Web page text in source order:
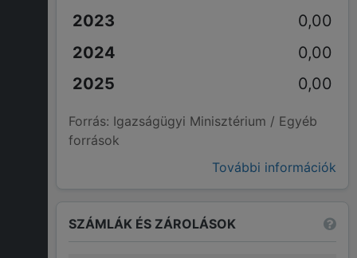
0,00
0,00
0,00
Forrás: Igazságügyi Minisztérium / Egyéb
források
További információk
SZÁMLÁK ÉS ZÁROLÁSOK